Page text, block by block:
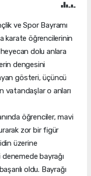
ve Spor Bayramı
karate öğrencilerinin
dolu anlara
dengesini
gösteri, üçüncü
vatandaşlar o anları
öğrenciler, mavi
zor bir figür
üzerine
bayrağı
oldu. Bayrağı